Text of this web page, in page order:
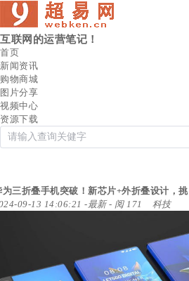
互联网的运营笔记！
首页
新闻资讯
购物商城
图片分享
视频中心
资源下载
为三折叠手机突破！新芯片+外折叠设计，挑
09-13 14:06:21 -最新- 阅 171 科技